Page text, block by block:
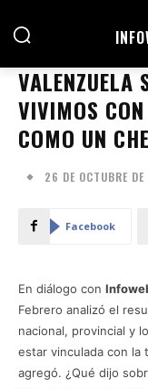
VALENZUELA
VIVIMOS
COMO UN
26 DE OCTUBRE
Facebook
En diálogo con
Febrero analizó el
nacional, provincial y
estar vinculada con la
agregó. ¿Qué dijo